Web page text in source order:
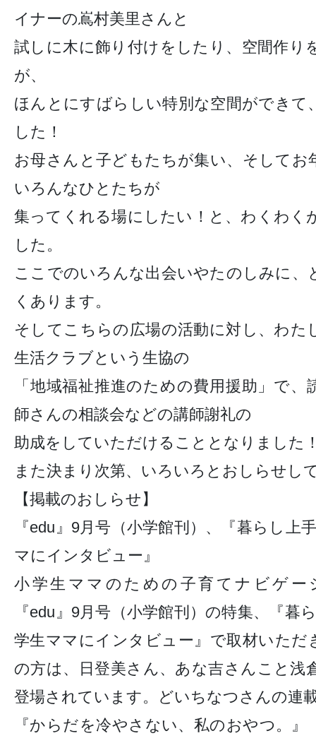
イナーの嶌村美里さんと
試しに木に飾り付けをしたり、空間作り
が、
ほんとにすばらしい特別な空間ができて
した！
お母さんと子どもたちが集い、そしてお
いろんなひとたちが
集ってくれる場にしたい！と、わくわく
した。
ここでのいろんな出会いやたのしみに、
くあります。
そしてこちらの広場の活動に対し、わた
生活クラブという生協の
「地域福祉推進のための費用援助」で、
師さんの相談会などの講師謝礼の
助成をしていただけることとなりました
また決まり次第、いろいろとおしらせし
【掲載のおしらせ】
『edu』9月号（小学館刊）、『暮らし上
マにインタビュー』
小学生ママのための子育てナビゲー
『edu』9月号（小学館刊）の特集、『暮
学生ママにインタビュー』で取材いただ
の方は、日登美さん、あな吉さんこと浅
登場されています。どいちなつさんの連
『からだを冷やさない、私のおやつ。』